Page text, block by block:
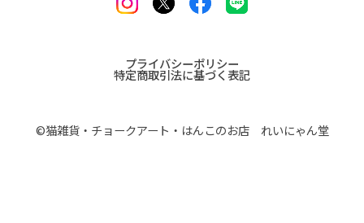
プライバシーポリシー
特定商取引法に基づく表記
©︎猫雑貨・チョークアート・はんこのお店 れいにゃん堂